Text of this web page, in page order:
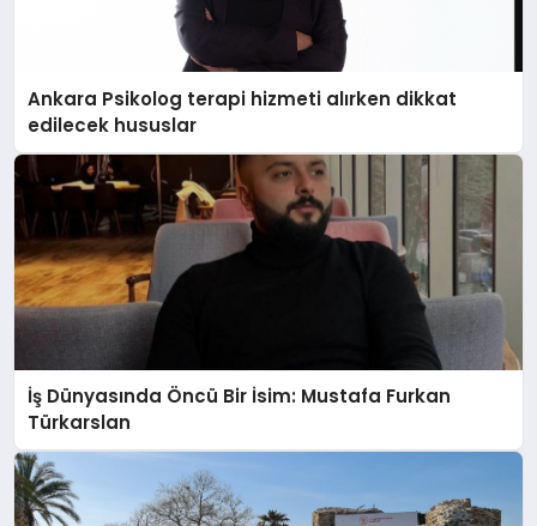
Ankara Psikolog terapi hizmeti alırken dikkat
edilecek hususlar
İş Dünyasında Öncü Bir İsim: Mustafa Furkan
Türkarslan